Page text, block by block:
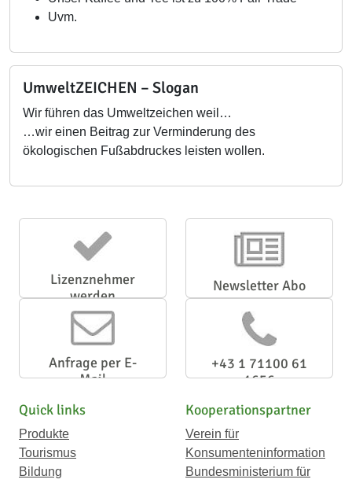
Uvm.
UmweltZEICHEN – Slogan
Wir führen das Umweltzeichen weil…
…wir einen Beitrag zur Verminderung des
ökologischen Fußabdruckes leisten wollen.
Lizenznehmer
werden
Newsletter Abo
Anfrage per E-
Mail
+43 1 71100 61
1656
Quick links
Produkte
Tourismus
Bildung
Kooperationspartner
Verein für
Konsumenteninformation
Bundesministerium für